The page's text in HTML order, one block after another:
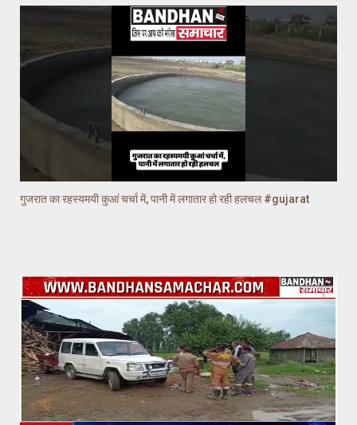
गुजरात का रहस्यमयी कुआं चर्चा में, पानी में लगातार हो रही हलचल #gujarat